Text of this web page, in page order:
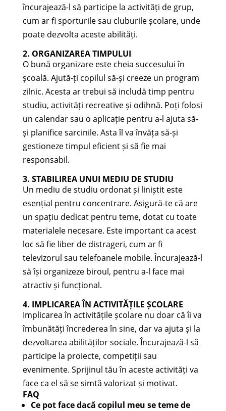
încurajează-l să participe la activități de grup,
cum ar fi sporturile sau cluburile școlare, unde
poate dezvolta aceste abilități.
2. ORGANIZAREA TIMPULUI
O bună organizare este cheia succesului în
școală. Ajută-ți copilul să-și creeze un program
zilnic. Acesta ar trebui să includă timp pentru
studiu, activități recreative și odihnă. Poți folosi
un calendar sau o aplicație pentru a-l ajuta să-
și planifice sarcinile. Asta îl va învăța să-și
gestioneze timpul eficient și să fie mai
responsabil.
3. STABILIREA UNUI MEDIU DE STUDIU
Un mediu de studiu ordonat și liniștit este
esențial pentru concentrare. Asigură-te că are
un spațiu dedicat pentru teme, dotat cu toate
materialele necesare. Este important ca acest
loc să fie liber de distrageri, cum ar fi
televizorul sau telefoanele mobile. Încurajează-l
să își organizeze biroul, pentru a-l face mai
atractiv și funcțional.
4. IMPLICAREA ÎN ACTIVITĂȚILE ȘCOLARE
Implicarea în activitățile școlare nu doar că îi va
îmbunătăți încrederea în sine, dar va ajuta și la
dezvoltarea abilităților sociale. Încurajează-l să
participe la proiecte, competiții sau
evenimente. Sprijinul tău în aceste activități va
face ca el să se simtă valorizat și motivat.
FAQ
Ce pot face dacă copilul meu se teme de